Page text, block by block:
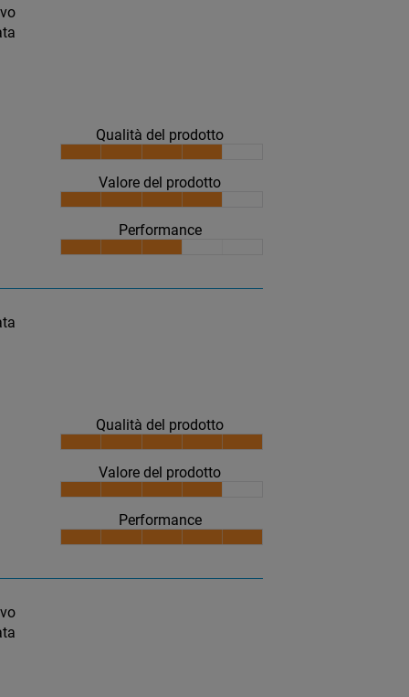
Qualità del prodotto
Valore del prodotto
Performance
Qualità del prodotto
Valore del prodotto
Performance